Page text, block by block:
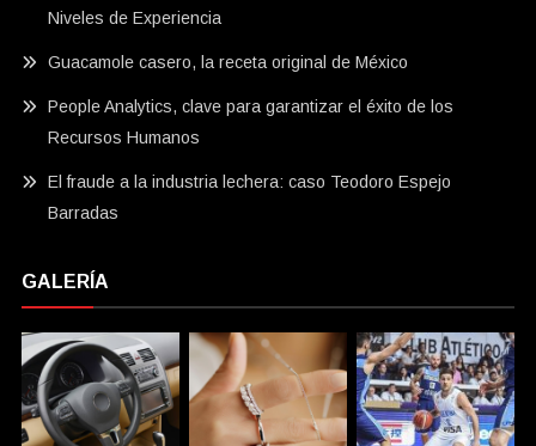
Niveles de Experiencia
Guacamole casero, la receta original de México
People Analytics, clave para garantizar el éxito de los
Recursos Humanos
El fraude a la industria lechera: caso Teodoro Espejo
Barradas
GALERÍA